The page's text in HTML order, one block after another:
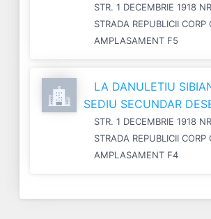
STR. 1 DECEMBRIE 1918
STRADA REPUBLICII CORP
AMPLASAMENT F5
LA DANULETIU
SEDIU SECUNDAR
STR. 1 DECEMBRIE 1918
STRADA REPUBLICII CORP
AMPLASAMENT F4